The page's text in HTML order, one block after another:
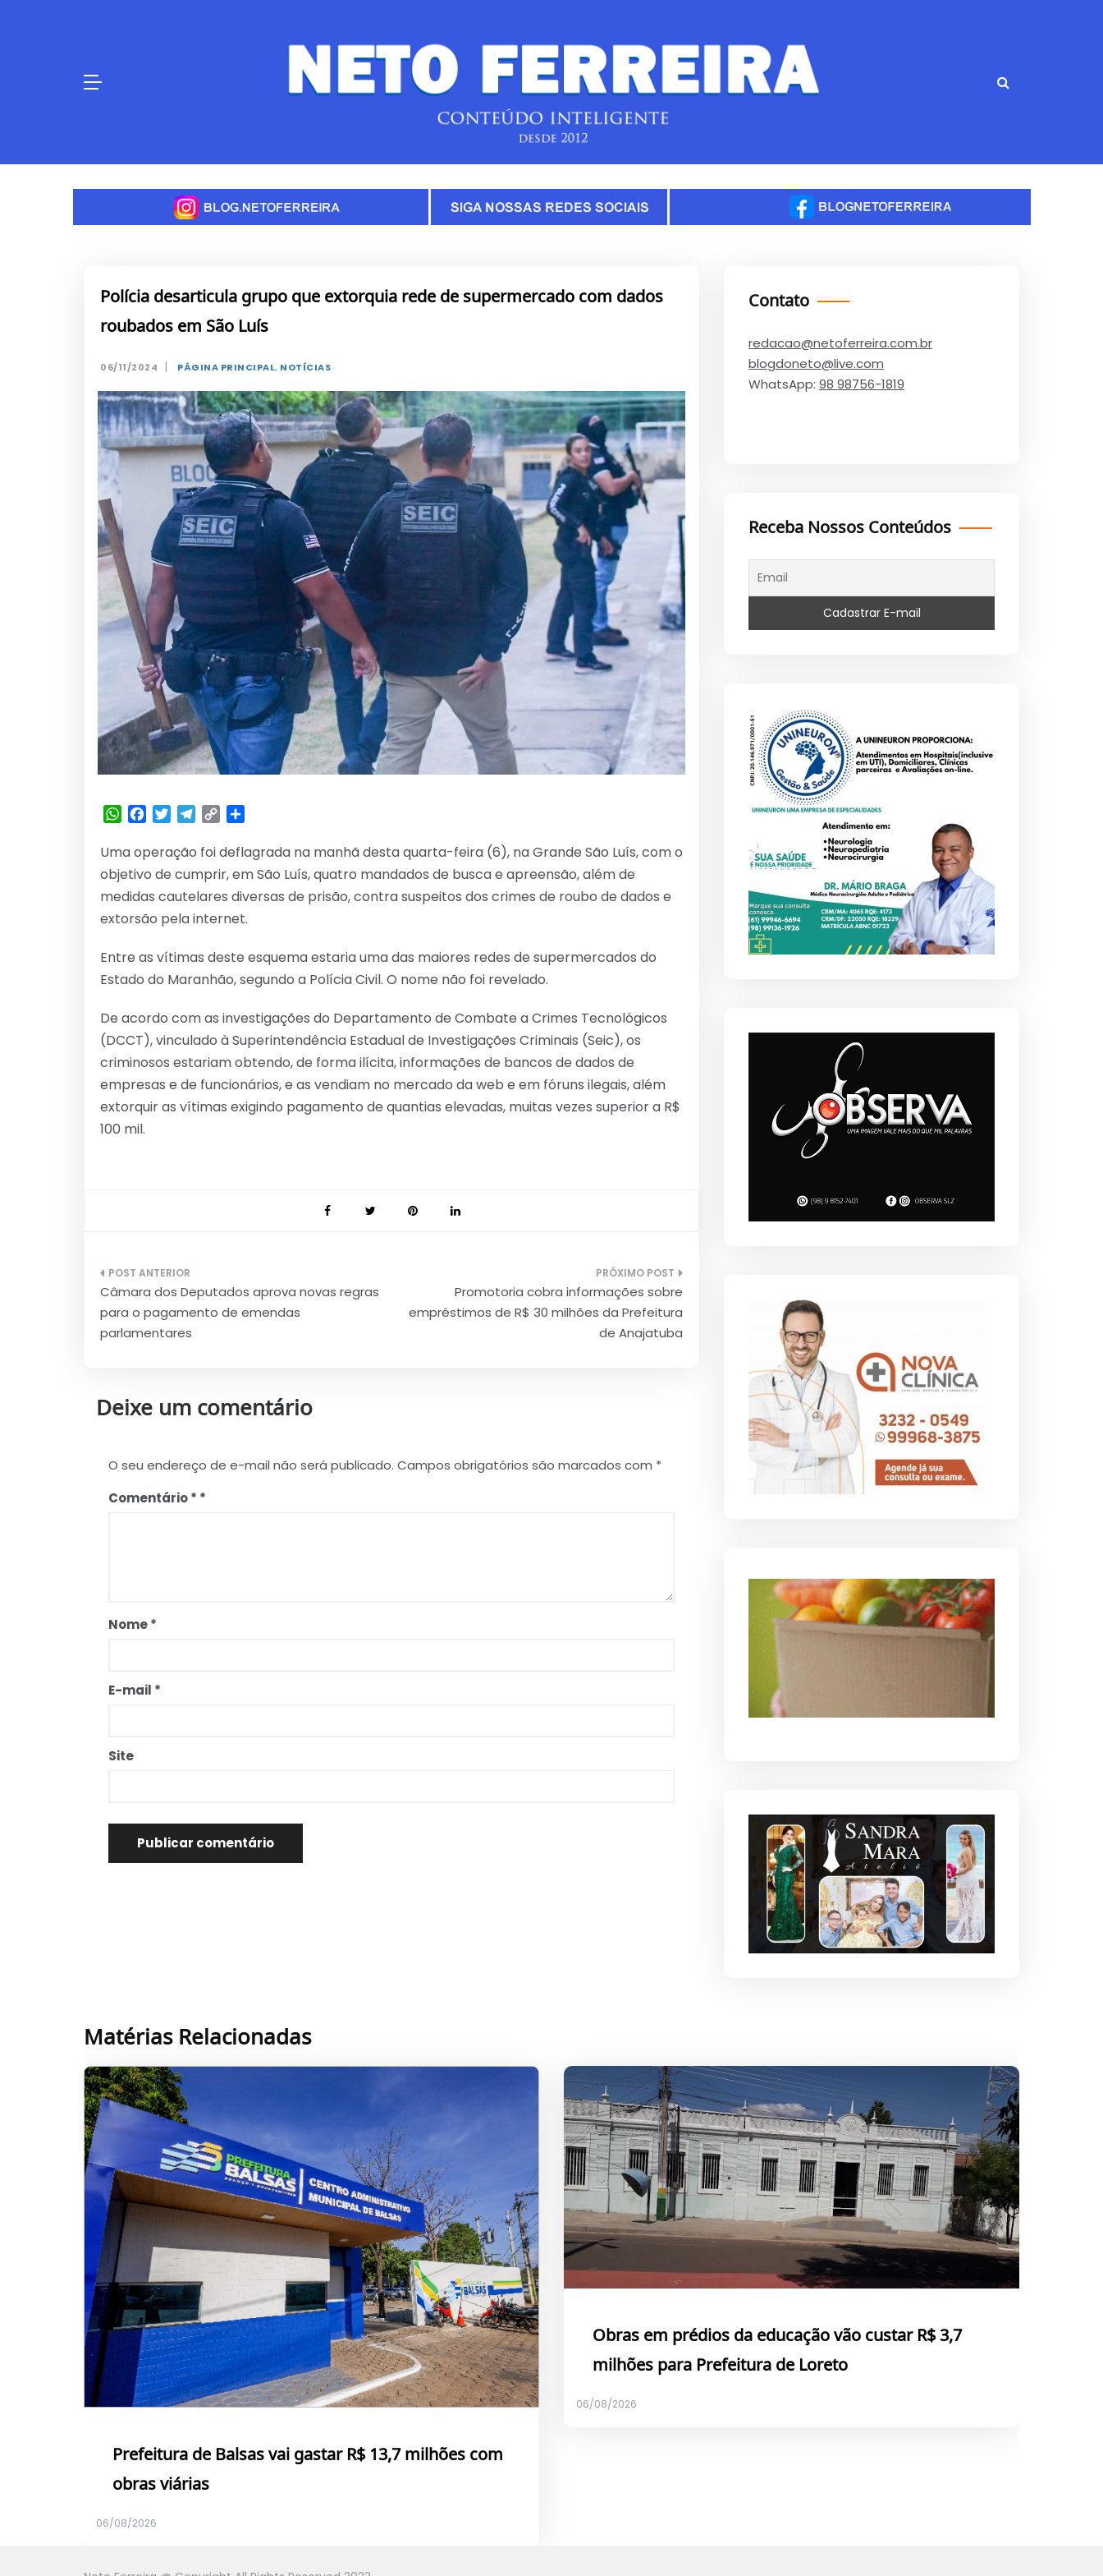
Polícia desarticula grupo que extorquia rede de supermercado com dados
roubados em São Luís
06/11/2024 | PÁGINA PRINCIPAL, NOTÍCIAS
WhatsApp
Facebook
TwitterTelegram
Copy
Uma operação foi deflagrada na manhã desta quarta-feira (6), na Grande São Luís, com o
objetivo de cumprir, em São Luís, quatro mandados de busca e apreensão, além de
medidas cautelares diversas de prisão, contra suspeitos dos crimes de roubo de dados e
extorsão pela internet.
Entre as vítimas deste esquema estaria uma das maiores redes de supermercados do
Estado do Maranhão, segundo a Polícia Civil. O nome não foi revelado.
De acordo com as investigações do Departamento de Combate a Crimes Tecnológicos
(DCCT), vinculado à Superintendência Estadual de Investigações Criminais (Seic), os
criminosos estariam obtendo, de forma ilícita, informações de bancos de dados de
empresas e de funcionários, e as vendiam no mercado da web e em fóruns ilegais, além
extorquir as vítimas exigindo pagamento de quantias elevadas, muitas vezes superior a R$
100 mil.
Navegação
de
Post
Câmara dos Deputados aprova novas regras
para o pagamento de emendas
parlamentares
Promotoria cobra informações sobre
empréstimos de R$ 30 milhões da Prefeitura
de Anajatuba
Deixe um comentário
O seu endereço de e-mail não será publicado. Campos obrigatórios são marcados com *
Comentário*
Nome*
E-mail *
Site
Contato
redacao@netoferreira.com.br
blogdoneto@live.com
WhatsApp: 98 98756-1819
Receba Nossos Conteúdos
Matérias Relacionadas
Prefeitura de Balsas vai gastar R$ 13,7 milhões com
obras viárias
06/08/2026
Obras em prédios da educação vão custar R$ 3,7
milhões para Prefeitura de Loreto
06/08/2026